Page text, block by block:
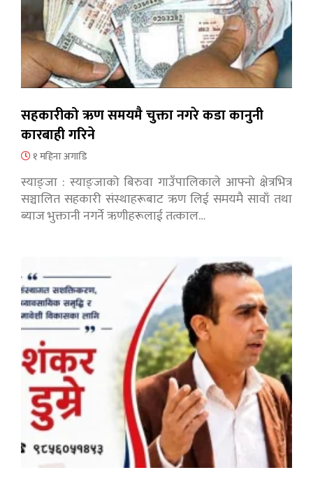
सहकारीको ऋण समयमै चुक्ता नगरे कडा कानुनी
कारबाही गरिने
१ महिना अगाडि
स्याङ्जा : स्याङ्जाको बिरुवा गाउँपालिकाले आफ्नो क्षेत्रभित्र
सञ्चालित सहकारी संस्थाहरूबाट ऋण लिई समयमै सावाँ तथा
ब्याज भुक्तानी नगर्ने ऋणीहरूलाई तत्काल…